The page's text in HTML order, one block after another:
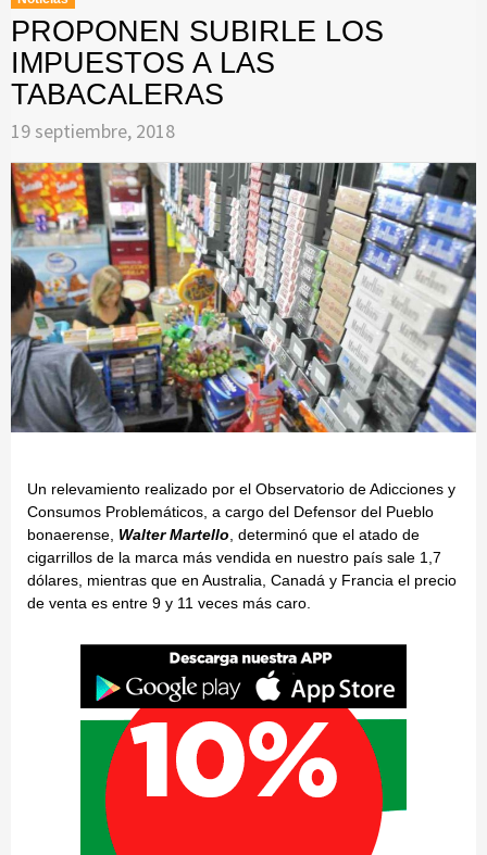
PROPONEN SUBIRLE LOS
IMPUESTOS A LAS
TABACALERAS
19 septiembre, 2018
Un relevamiento realizado por el Observatorio de Adicciones y
Consumos Problemáticos, a cargo del Defensor del Pueblo
bonaerense, Walter Martello , determinó que el atado de
cigarrillos de la marca más vendida en nuestro país sale 1,7
dólares, mientras que en Australia, Canadá y Francia el precio
de venta es entre 9 y 11 veces más caro.